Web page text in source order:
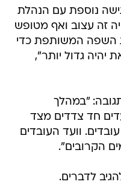
נוספת עם הנהלת
זה עצוב ואף מטופש
השפה המשותפת כדי
יהיה גדול יותר",
"במהלך
חד צדדים מצד
וועד העובדים
הקרובים".
לדברים.